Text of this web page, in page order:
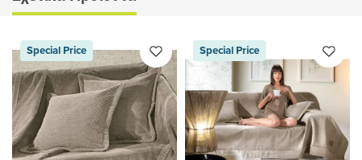
Special Price Special Price